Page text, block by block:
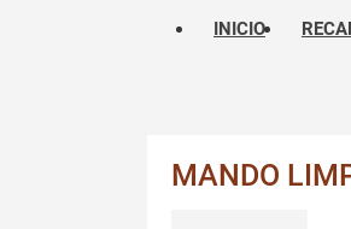
INICIO
MANDO